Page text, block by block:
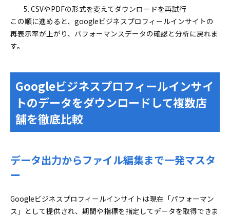
CSVやPDFの形式を変えてダウンロードを再試行
この順に進めると、googleビジネスプロフィールインサイトの
再表示率が上がり、パフォーマンスデータの確認と分析に戻れま
す。
Googleビジネスプロフィールインサイ
トのデータをダウンロードして複数店
舗を徹底比較
データ出力からファイル編集まで一発マスタ
ー
Googleビジネスプロフィールインサイトは現在「パフォーマン
ス」として提供され、期間や指標を指定してデータを取得できま